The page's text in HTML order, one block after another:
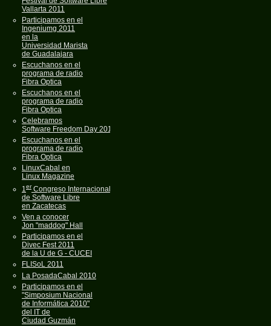
Vallarta 2011
Participamos en el
Ingeniumg 2011
en la
Universidad Marista
de Guadalajara
Escuchanos en el
programa de radio
Fibra Optica
Escuchanos en el
programa de radio
Fibra Optica
Celebramos
Software Freedom Day 2011
Escuchanos en el
programa de radio
Fibra Optica
LinuxCabal en
Linux Magazine
1er Congreso Internacional
de Software Libre
en Zacatecas
Ven a conocer
Jon "maddog" Hall
Participamos en el
Divec Fest 2011
de la U de G - CUCEI
FLISoL 2011
La PosadaCabal 2010
Participamos en el
"Simposium Nacional
de Informática 2010"
del IT de
Ciudad Guzmán